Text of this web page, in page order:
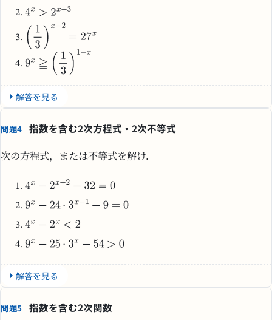
解答を見る
問題4 指数を含む2次方程式・2次不等式
次の方程式，または不等式を解け．
解答を見る
問題5 指数を含む2次関数